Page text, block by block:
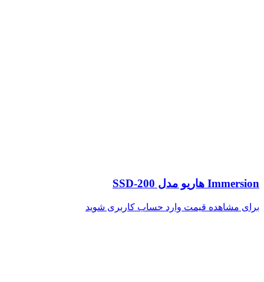
Immersion هاریو مدل SSD-200
برای مشاهده قیمت وارد حساب کاربری شوید